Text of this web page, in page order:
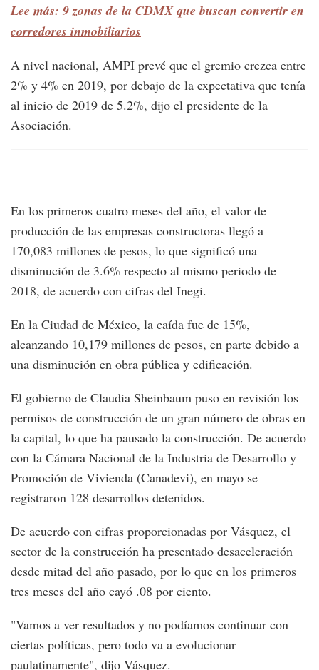
Lee más: 9 zonas de la CDMX que buscan convertir en
corredores inmobiliarios
A nivel nacional, AMPI prevé que el gremio crezca entre
2% y 4% en 2019, por debajo de la expectativa que tenía
al inicio de 2019 de 5.2%, dijo el presidente de la
Asociación.
En los primeros cuatro meses del año, el valor de
producción de las empresas constructoras llegó a
170,083 millones de pesos, lo que significó una
disminución de 3.6% respecto al mismo periodo de
2018, de acuerdo con cifras del Inegi.
En la Ciudad de México, la caída fue de 15%,
alcanzando 10,179 millones de pesos, en parte debido a
una disminución en obra pública y edificación.
El gobierno de Claudia Sheinbaum puso en revisión los
permisos de construcción de un gran número de obras en
la capital, lo que ha pausado la construcción. De acuerdo
con la Cámara Nacional de la Industria de Desarrollo y
Promoción de Vivienda (Canadevi), en mayo se
registraron 128 desarrollos detenidos.
De acuerdo con cifras proporcionadas por Vásquez, el
sector de la construcción ha presentado desaceleración
desde mitad del año pasado, por lo que en los primeros
tres meses del año cayó .08 por ciento.
"Vamos a ver resultados y no podíamos continuar con
ciertas políticas, pero todo va a evolucionar
paulatinamente", dijo Vásquez.